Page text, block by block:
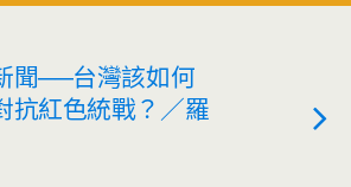
聞──台灣該如何
抗紅色統戰？／羅